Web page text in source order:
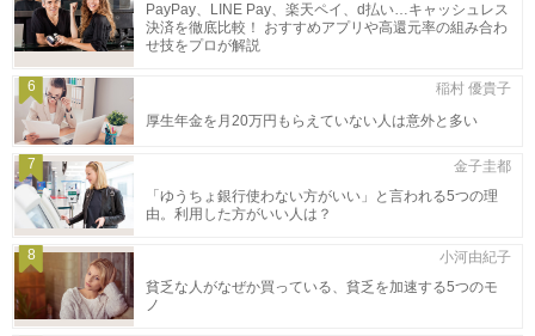
PayPay、LINE Pay、楽天ペイ、d払い…キャッシュレス
決済を徹底比較！ おすすめアプリや高還元率の組み合わ
せ技をプロが解説
6
厚生年金を月20万円もらえていない人は意外と多い
稲村 優貴子
7
「ゆうちょ銀行使わない方がいい」と言われる5つの理
由。利用した方がいい人は？
金子圭都
8
貧乏な人がなぜか買っている、貧乏を加速する5つのモ
ノ
小河由紀子